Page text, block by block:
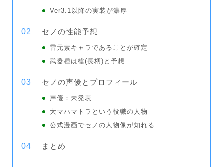
Ver3.1以降の実装が濃厚
セノの性能予想
雷元素キャラであることが確定
武器種は槍(長柄)と予想
セノの声優とプロフィール
声優：未発表
大マハマトラという役職の人物
公式漫画でセノの人物像が知れる
まとめ